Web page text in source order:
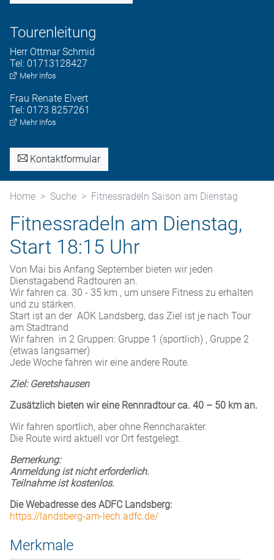
Tourenleitung
Herr Ottmar Schmid
Tel: 01713128427
Mehr Infos
Frau Renate Elvert
Tel: 0173 8257261
Mehr Infos
Kontaktformular
Home Suche Fitnessradeln Saison am Dienstag
Fitnessradeln am Dienstag,
Start 18:15 Uhr
Von Mai bis Anfang September bieten wir jeden
Dienstagabend Radtouren an.
Wir fahren ca. 30 - 35 km , um unsere Fitness zu erhalten
und zu stärken.
Start ist an der AOK Landsberg, das Ziel ist je nach Tour
am Stadtrand
Wir fahren in 2 Gruppen: Gruppe 1 (sportlich) , Gruppe 2
(etwas langsamer)
Jede Woche fahren wir eine andere Route.
Ziel: Geretshausen
Zusätzlich bieten wir eine Rennradtour ca. 40 – 50 km an.
Wir fahren sportlich, aber ohne Renncharakter.
Die Route wird aktuell vor Ort festgelegt.
Bemerkung:
Anmeldung ist nicht erforderlich.
Teilnahme ist kostenlos.
Die Webadresse des ADFC Landsberg:
https://landsberg-am-lech.adfc.de/
Merkmale